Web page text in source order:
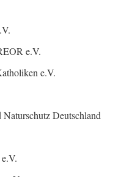
e.V.
e.V.
Deutschland